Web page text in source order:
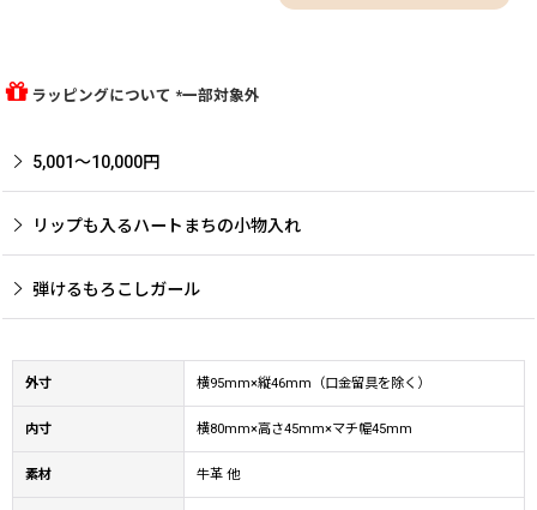
ラッピングについて *一部対象外
5,001〜10,000円
リップも入るハートまちの小物入れ
弾けるもろこしガール
外寸 横95mm×縦46mm（口金留具を除く）
内寸 横80mm×高さ45mm×マチ幅45mm
素材 牛革 他